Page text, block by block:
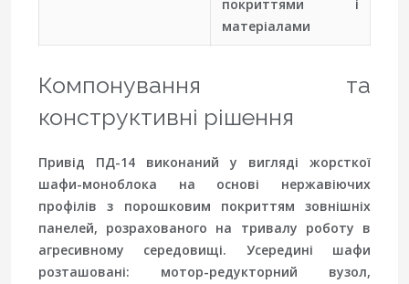
покриттями і
матеріалами
Компонування та
конструктивні рішення
Привід ПД-14 виконаний у вигляді жорсткої
шафи-моноблока на основі нержавіючих
профілів з порошковим покриттям зовнішніх
панелей, розрахованого на тривалу роботу в
агресивному середовищі. Усередині шафи
розташовані: мотор-редукторний вузол,